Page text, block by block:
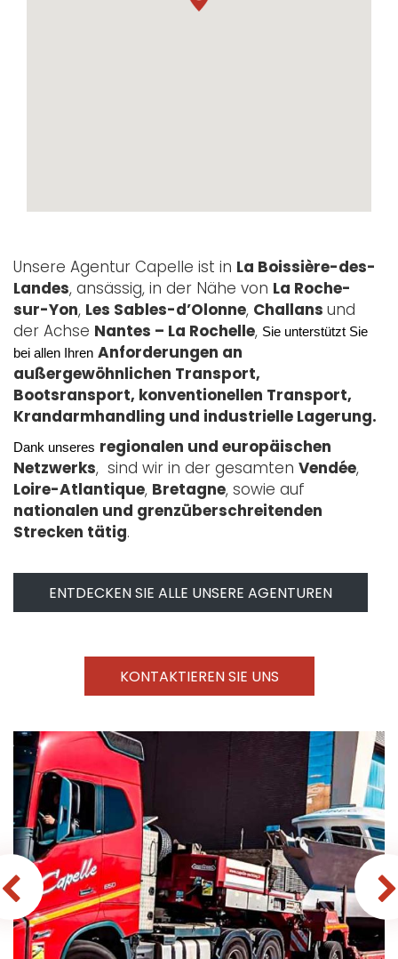
Unsere Agentur Capelle ist in La Boissière-des-
Landes, ansässig, in der Nähe von La Roche-
sur-Yon, Les Sables-d’Olonne, Challans und
der Achse Nantes – La Rochelle, Sie unterstützt Sie
bei allen Ihren Anforderungen an
außergewöhnlichen Transport,
Bootsransport, konventionellen Transport,
Krandarmhandling und industrielle Lagerung.
Dank unseres regionalen und europäischen
Netzwerks, sind wir in der gesamten Vendée,
Loire-Atlantique, Bretagne, sowie auf
nationalen und grenzüberschreitenden
Strecken tätig.
ENTDECKEN SIE ALLE UNSERE AGENTUREN
KONTAKTIEREN SIE UNS